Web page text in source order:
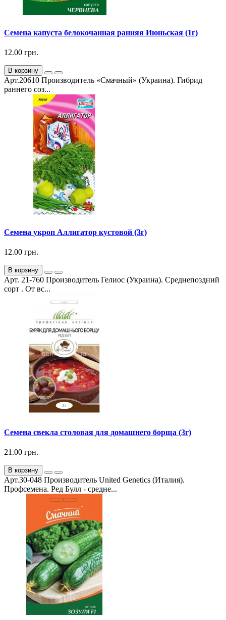
Семена капуста белокочанная ранняя Июньская (1г)
12.00 грн.
В корзину
Арт.20610 Производитель «Смачный» (Украина). Гибрид
раннего соз...
Семена укроп Аллигатор кустовой (3г)
12.00 грн.
В корзину
Арт. 21-760 Производитель Гелиос (Украина). Среднепоздний
сорт . От вс...
Семена свекла столовая для домашнего борща (3г)
21.00 грн.
В корзину
Арт.30-048 Производитель United Genetics (Италия).
Профсемена. Ред Булл - средне...